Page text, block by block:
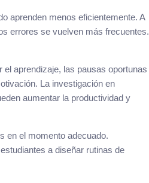
aprenden menos eficientemente. A
errores se vuelven más frecuentes.
aprendizaje, las pausas oportunas
La investigación en
aumentar la productividad y
en el momento adecuado.
a diseñar rutinas de